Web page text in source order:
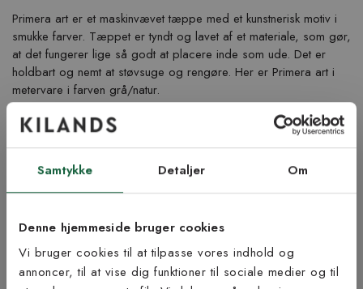
Samtykke Detaljer Om
Denne hjemmeside bruger cookies
Vi bruger cookies til at tilpasse vores indhold og
annoncer, til at vise dig funktioner til sociale medier og til
Primera art er et maskinvævet tæppe med et kunstnerisk motiv i
smukke farver. Tæppet er tyndt og lavet af et materiale, som gør,
at det fungerer lige så godt at placere inde som ude. Det er
holdbart og nemt at støvsuge og rengøre. Her er Primera art i
metervare i farven grå/natur.
Produktinformation
Vigtig info
tæppeløbere med langettering.
Åbent køb og returret gælder ikke da løberen skæres til på mål.
OBS!Kantning ændrer ikke på målene for de tæpper, der er